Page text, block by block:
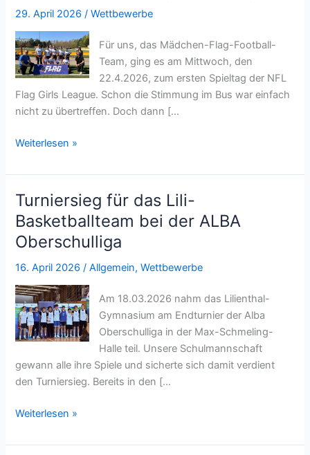
Girls
League
29. April 2026/Wettbewerbe
Für uns, das Mädchen-Flag-Football-
Team, ging es am Mittwoch, den
22.4.2026, zum ersten Spieltag der NFL
Flag Girls League. Schon die Stimmung im Bus war einfach
nicht zu übertreffen. Doch dann […
Start
die
NFL
Flag
Girls
League
Weiterlesen »
Turniersieg für das Lili-
Basketballteam bei der ALBA
Oberschulliga
16. April 2026/Allgemein,Wettbewerbe
Am 18.03.2026 nahm das Lilienthal-
Gymnasium am Endturnier der Alba
Oberschulliga in der Max-Schmeling-
Halle teil. Unsere Schulmannschaft
gewann alle ihre Spiele und sicherte sich damit verdient
den Turniersieg. Bereits in den […
Turniersieg
das
Weiterlesen »